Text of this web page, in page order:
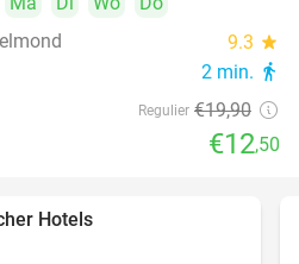
9.3 star
2 min. directions_walk
Regulier €19,90
€12,50
Hotels